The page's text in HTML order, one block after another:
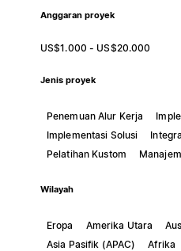
Anggaran proyek
US$1.000 - US$20.000
Jenis proyek
Penemuan Alur Kerja
Implementasi Solusi
Pelatihan Kustom
Wilayah
Eropa Amerika Utara
Asia Pasifik (APAC)
Afrika